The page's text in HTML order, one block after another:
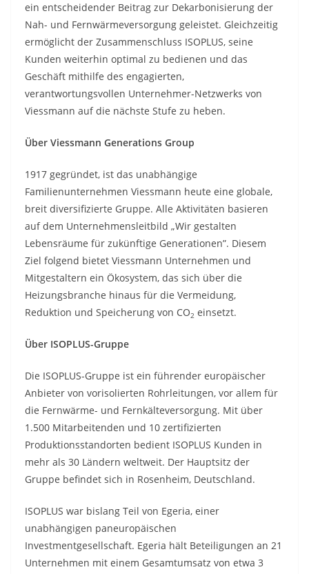
ein entscheidender Beitrag zur Dekarbonisierung der
Nah- und Fernwärmeversorgung geleistet. Gleichzeitig
ermöglicht der Zusammenschluss ISOPLUS, seine
Kunden weiterhin optimal zu bedienen und das
Geschäft mithilfe des engagierten,
verantwortungsvollen Unternehmer-Netzwerks von
Viessmann auf die nächste Stufe zu heben.
Über Viessmann Generations Group
1917 gegründet, ist das unabhängige
Familienunternehmen Viessmann heute eine globale,
breit diversiﬁzierte Gruppe. Alle Aktivitäten basieren
auf dem Unternehmensleitbild „Wir gestalten
Lebensräume für zukünftige Generationen”. Diesem
Ziel folgend bietet Viessmann Unternehmen und
Mitgestaltern ein Ökosystem, das sich über die
Heizungsbranche hinaus für die Vermeidung,
Reduktion und Speicherung von CO2 einsetzt.
Über ISOPLUS-Gruppe
Die ISOPLUS-Gruppe ist ein führender europäischer
Anbieter von vorisolierten Rohrleitungen, vor allem für
die Fernwärme- und Fernkälteversorgung. Mit über
1.500 Mitarbeitenden und 10 zertifizierten
Produktionsstandorten bedient ISOPLUS Kunden in
mehr als 30 Ländern weltweit. Der Hauptsitz der
Gruppe befindet sich in Rosenheim, Deutschland.
ISOPLUS war bislang Teil von Egeria, einer
unabhängigen paneuropäischen
Investmentgesellschaft. Egeria hält Beteiligungen an 21
Unternehmen mit einem Gesamtumsatz von etwa 3